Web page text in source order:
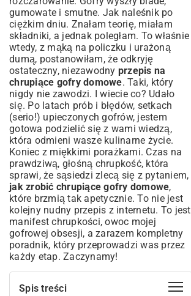
gumowate i smutne. Jak naleśnik po
ciężkim dniu. Znałam teorię, miałam
składniki, a jednak poległam. To właśnie
wtedy, z mąką na policzku i urażoną
dumą, postanowiłam, że odkryję
ostateczny, niezawodny przepis na
chrupiące gofry domowe. Taki, który
nigdy nie zawodzi. I wiecie co? Udało
się. Po latach prób i błędów, setkach
(serio!) upieczonych gofrów, jestem
gotowa podzielić się z wami wiedzą,
która odmieni wasze kulinarne życie.
Koniec z miękkimi porażkami. Czas na
prawdziwą, głośną chrupkość, która
sprawi, że sąsiedzi zlecą się z pytaniem,
jak zrobić chrupiące gofry domowe,
które brzmią tak apetycznie. To nie jest
kolejny nudny przepis z internetu. To jest
manifest chrupkości, owoc mojej
gofrowej obsesji, a zarazem kompletny
poradnik, który przeprowadzi was przez
każdy etap. Zaczynamy!
Spis treści